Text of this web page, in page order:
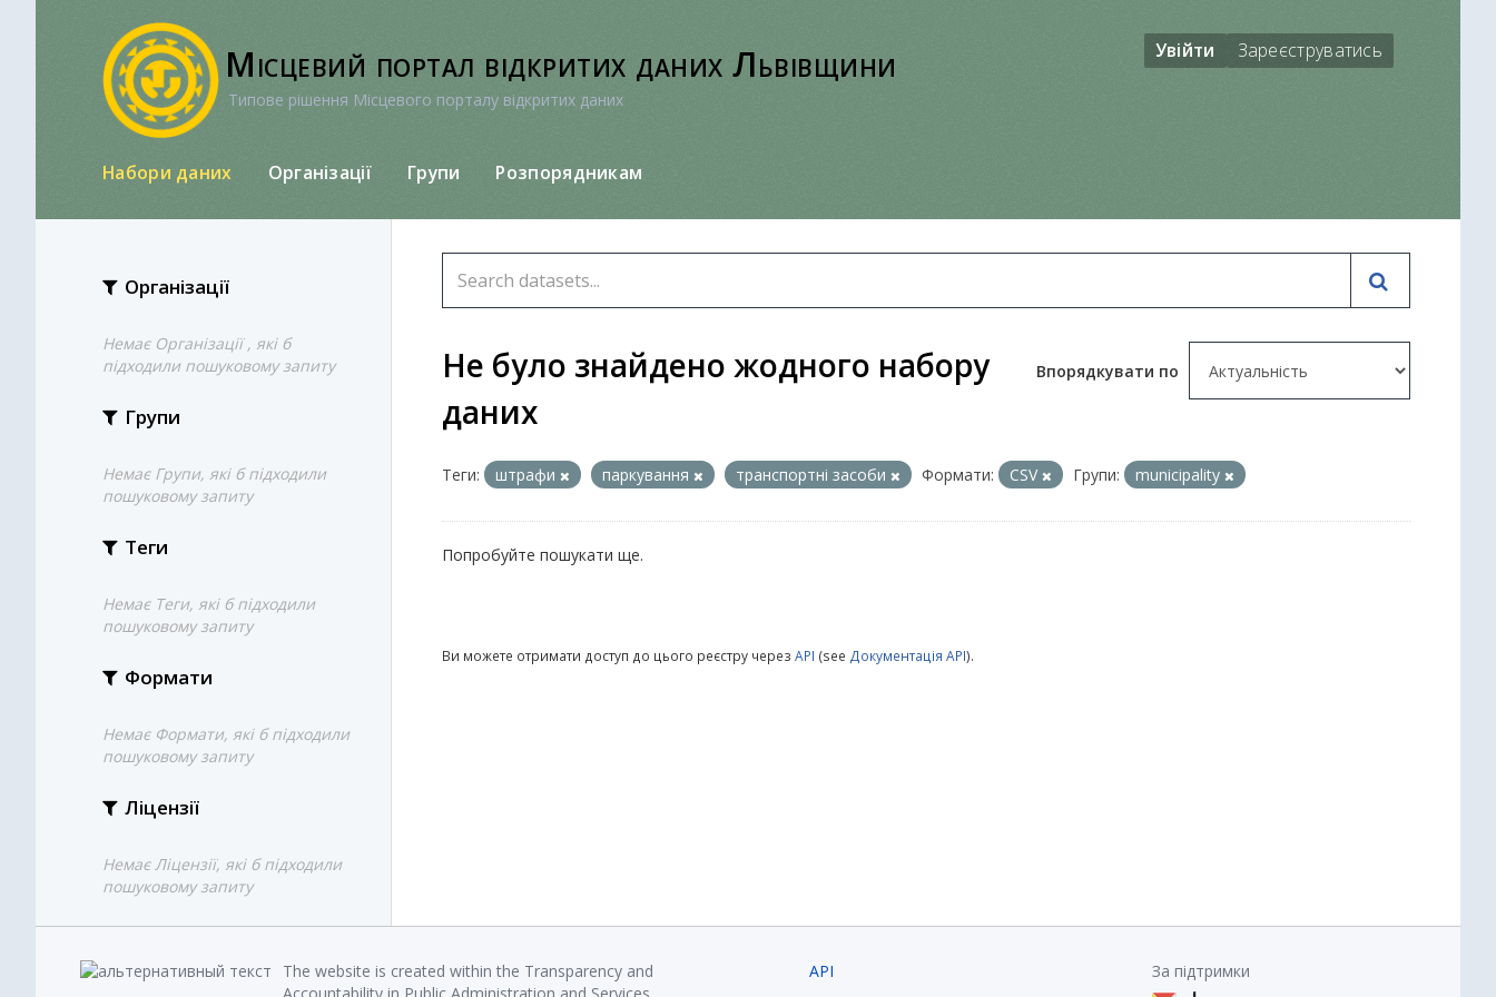
Місцевий портал відкритих даних Львівщини
Типове рішення Місцевого порталу відкритих даних
Увійти Зареєструватись
Набори даних Організації Групи Розпорядникам
Організації
Немає Організації , які б
підходили пошуковому запиту
Групи
Немає Групи, які б підходили
пошуковому запиту
Теги
Немає Теги, які б підходили
пошуковому запиту
Формати
Немає Формати, які б підходили
пошуковому запиту
Ліцензії
Немає Ліцензії, які б підходили
пошуковому запиту
Впорядкувати по
Не було знайдено жодного набору
даних
Теги: штрафи паркування транспортні засоби Формати: CSV Групи: municipality
Попробуйте пошукати ще.
Ви можете отримати доступ до цього реєстру через API (see Документація API).
The website is created within the Transparency and
API
За підтримки